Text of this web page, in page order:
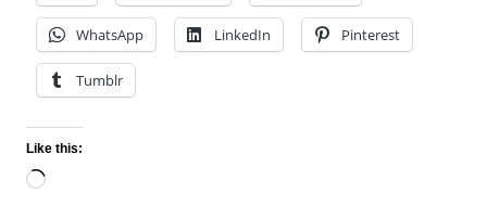
WhatsApp LinkedIn Pinterest
Tumblr
Like this:
Loading…